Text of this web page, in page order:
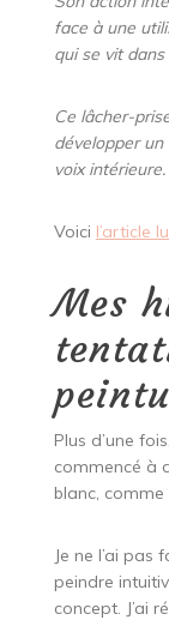
face à une
qui se vit
Ce lâcher-
développer
voix intérieure.
Voici l’article
Mes
Plus d’une
commencé à
blanc, comme
Je ne l’ai
peindre
concept. J’ai